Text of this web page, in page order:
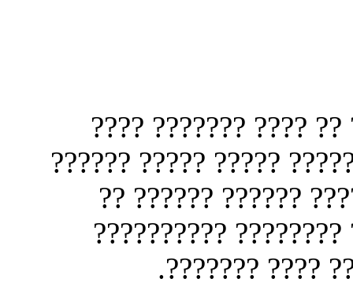
??? ?? ???? ???????
???? ?? ???? ????
???????? ????????
???? ??????? ????
????? ??? ??